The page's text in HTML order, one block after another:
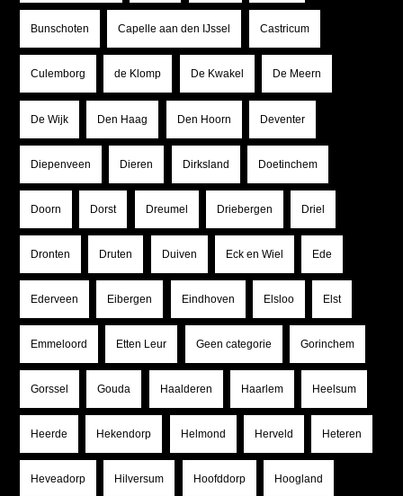
Bunschoten Capelle aan den IJssel Castricum
Culemborg de Klomp De Kwakel De Meern
De Wijk Den Haag Den Hoorn Deventer
Diepenveen Dieren Dirksland Doetinchem
Doorn Dorst Dreumel Driebergen Driel
Dronten Druten Duiven Eck en Wiel Ede
Ederveen Eibergen Eindhoven Elsloo Elst
Emmeloord Etten Leur Geen categorie Gorinchem
Gorssel Gouda Haalderen Haarlem Heelsum
Heerde Hekendorp Helmond Herveld Heteren
Heveadorp Hilversum Hoofddorp Hoogland